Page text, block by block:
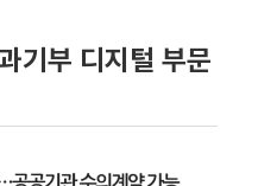
기부 디지털 부문